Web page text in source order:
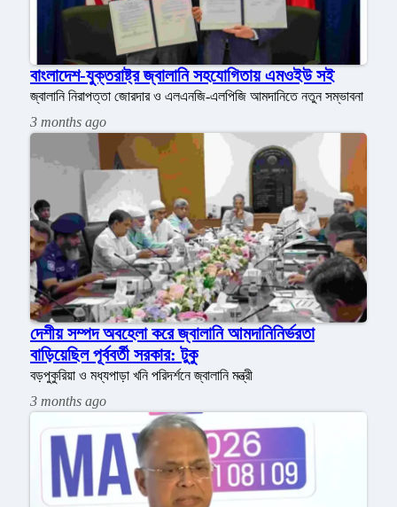
বাংলাদেশ-যুক্তরাষ্ট্র জ্বালানি সহযোগিতায় এমওইউ সই
জ্বালানি নিরাপত্তা জোরদার ও এলএনজি-এলপিজি আমদানিতে নতুন সম্ভাবনা
3 months ago
দেশীয় সম্পদ অবহেলা করে জ্বালানি আমদানিনির্ভরতা
বাড়িয়েছিল পূর্ববর্তী সরকার: টুকু
বড়পুকুরিয়া ও মধ্যপাড়া খনি পরিদর্শনে জ্বালানি মন্ত্রী
3 months ago